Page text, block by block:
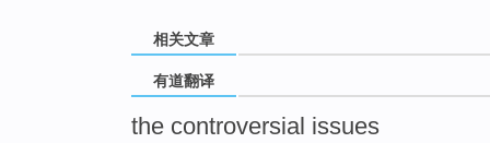
相关文章
有道翻译
the controversial issues